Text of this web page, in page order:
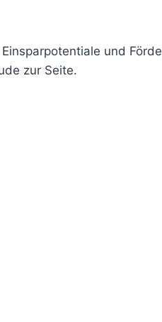
und
zur Seite.